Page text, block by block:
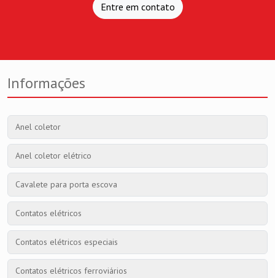
Entre em contato
Informações
Anel coletor
Anel coletor elétrico
Cavalete para porta escova
Contatos elétricos
Contatos elétricos especiais
Contatos elétricos ferroviários